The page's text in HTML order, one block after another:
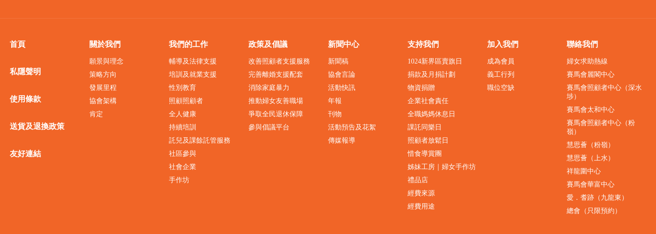
首頁
私隱聲明
使用條款
送貨及退換政策
友好連結
關於我們
願景與理念
策略方向
發展里程
協會架構
肯定
我們的工作
輔導及法律支援
培訓及就業支援
性別教育
照顧照顧者
全人健康
持續培訓
託兒及課餘託管服務
社區參與
社會企業
手作坊
政策及倡議
改善照顧者支援服務
完善離婚支援配套
消除家庭暴力
推動婦女友善職場
爭取全民退休保障
參與倡議平台
新聞中心
新聞稿
協會言論
活動快訊
年報
刊物
活動預告及花絮
傳媒報導
支持我們
1024新界區賣旗日
捐款及月捐計劃
物資捐贈
企業社會責任
全職媽媽休息日
課託同樂日
照顧者放鬆日
惜食導賞團
姊妹工房｜婦女手作坊
禮品店
經費來源
經費用途
加入我們
成為會員
義工行列
職位空缺
聯絡我們
婦女求助熱線
賽馬會麗閣中心
賽馬會照顧者中心（深水
埗）
賽馬會太和中心
賽馬會照顧者中心（粉
嶺）
慧思薈（粉嶺）
慧思薈（上水）
祥龍圍中心
賽馬會華富中心
愛．耆跡（九龍東）
總會（只限預約）